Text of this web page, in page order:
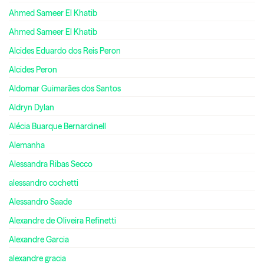
Ahmed Sameer El Khatib
Ahmed Sameer El Khatib
Alcides Eduardo dos Reis Peron
Alcides Peron
Aldomar Guimarães dos Santos
Aldryn Dylan
Alécia Buarque Bernardinell
Alemanha
Alessandra Ribas Secco
alessandro cochetti
Alessandro Saade
Alexandre de Oliveira Refinetti
Alexandre Garcia
alexandre gracia